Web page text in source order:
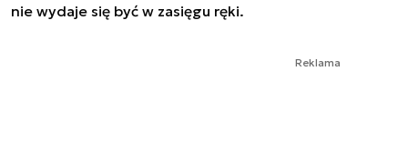
nie wydaje się być w zasięgu ręki.
Reklama